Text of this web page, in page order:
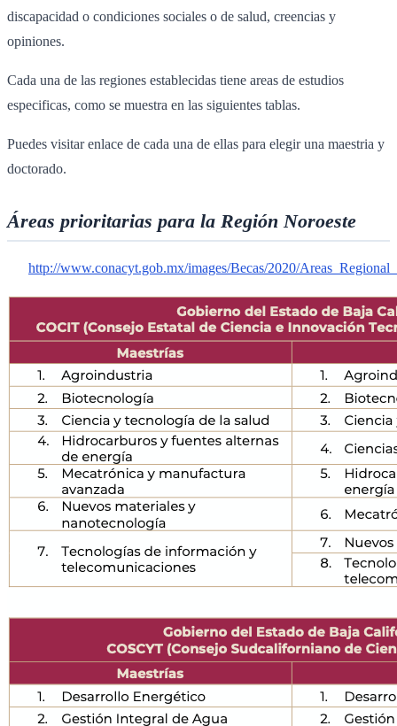
discapacidad o condiciones sociales o de salud, creencias y
opiniones.
Cada una de las regiones establecidas tiene areas de estudios
especificas, como se muestra en las siguientes tablas.
Puedes visitar enlace de cada una de ellas para elegir una maestria y
doctorado.
Áreas prioritarias para la Región Noroeste
http://www.conacyt.gob.mx/images/Becas/2020/